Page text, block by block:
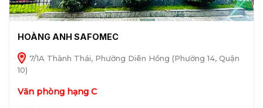
HOÀNG ANH SAFOMEC
7/1A Thành Thái, Phường Diên Hồng (Phường 14, Quận
10)
Văn phòng hạng C